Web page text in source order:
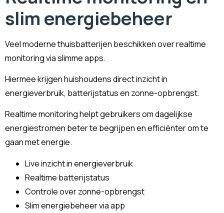
slim energiebeheer
Veel moderne thuisbatterijen beschikken over realtime
monitoring via slimme apps.
Hiermee krijgen huishoudens direct inzicht in
energieverbruik, batterijstatus en zonne-opbrengst.
Realtime monitoring helpt gebruikers om dagelijkse
energiestromen beter te begrijpen en efficiënter om te
gaan met energie.
Live inzicht in energieverbruik
Realtime batterijstatus
Controle over zonne-opbrengst
Slim energiebeheer via app